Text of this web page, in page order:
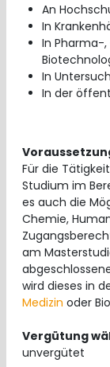
An
In
In Pharma-
In
In der
Für die
Studium im
es auch die
Chemie,
am
wird dieses in
Medizin oder
Vergütung
unvergütet